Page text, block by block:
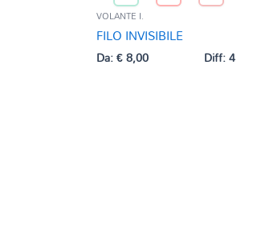
VOLANTE I.
FILO INVISIBILE
Da:€8,00 Diff: 4